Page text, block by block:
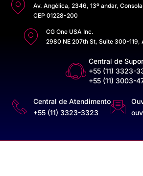
Av. Angélica, 2346, 13º andar,
CEP 01228-200
CG One USA Inc.
2980 NE 207th St, Suite 300-119,
Central de
+55 (11) 3323-
+55 (11) 3003-
Central de Atendimento
+55 (11) 3323-3323